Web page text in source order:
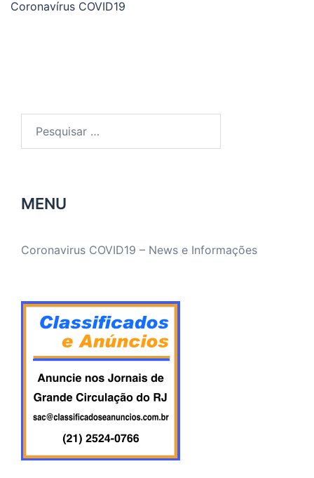
Coronavírus COVID19
MENU
Coronavirus COVID19 – News e Informações